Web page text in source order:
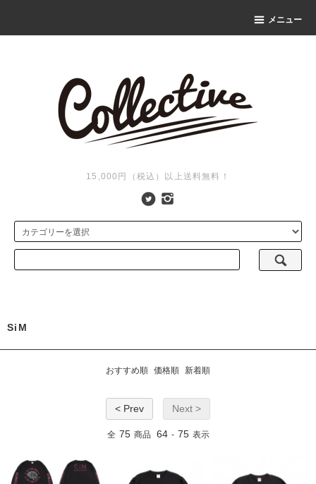
メニュー
15,000円（税込）以上送料無料！
SiM
おすすめ順 価格順 新着順
< Prev Next >
全 75 商品 64 - 75 表示